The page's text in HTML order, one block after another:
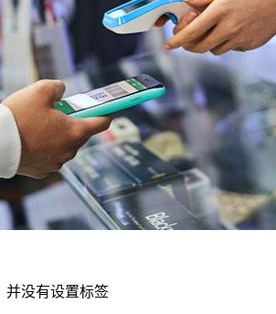
并没有设置标签